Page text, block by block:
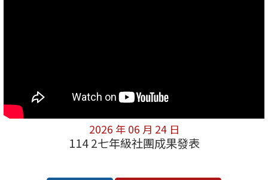
2026 年 06 月 24 日
114 2七年級社團成果發表